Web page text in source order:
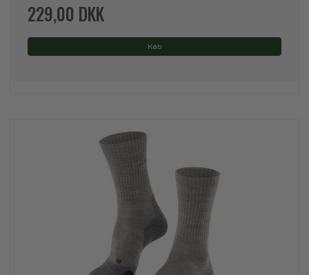
229,00 DKK
Køb